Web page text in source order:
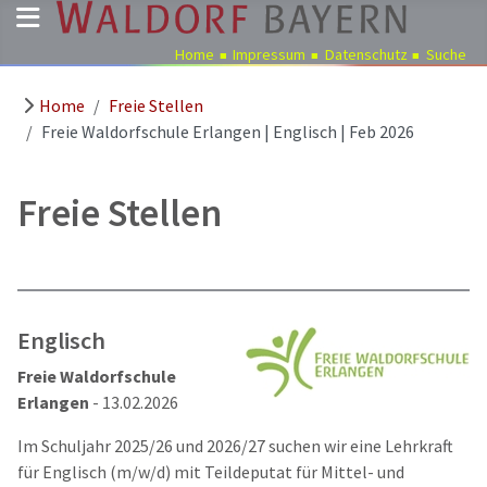
Pädagogik
Kindergärten
Ausbildung
Stellen
Aktuelles
Home Impressum Datenschutz Suche
Home
Freie Stellen
Freie Waldorfschule Erlangen | Englisch | Feb 2026
Freie Stellen
Englisch
Freie Waldorfschule
Erlangen - 13.02.2026
Im Schuljahr 2025/26 und 2026/27 suchen wir eine Lehrkraft
für Englisch (m/w/d) mit Teildeputat für Mittel- und